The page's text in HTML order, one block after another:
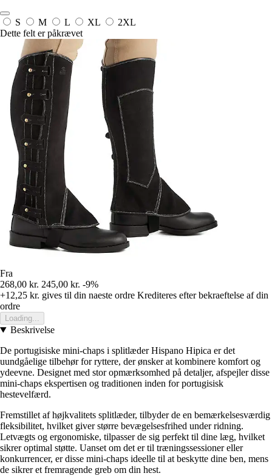
S M L XL
2XL
Dette felt er påkrævet
Fra
268,00 kr. 245,00 kr. -9%
+12,25 kr. gives til din naeste ordre Krediteres efter bekraeftelse af din
ordre
Loading...
Beskrivelse
De portugisiske mini-chaps i splitlæder Hispano Hipica er det
uundgåelige tilbehør for ryttere, der ønsker at kombinere komfort og
ydeevne. Designet med stor opmærksomhed på detaljer, afspejler disse
mini-chaps ekspertisen og traditionen inden for portugisisk
hestevelfærd.
Fremstillet af højkvalitets splitlæder, tilbyder de en bemærkelsesværdig
fleksibilitet, hvilket giver større bevægelsesfrihed under ridning.
Letvægts og ergonomiske, tilpasser de sig perfekt til dine læg, hvilket
sikrer optimal støtte. Uanset om det er til træningssessioner eller
konkurrencer, er disse mini-chaps ideelle til at beskytte dine ben, mens
de sikrer et fremragende greb om din hest.